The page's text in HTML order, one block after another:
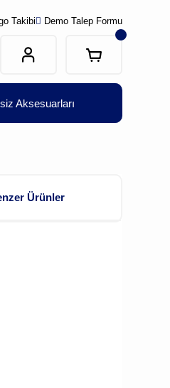
Takibi Demo Talep Formu
Aksesuarları
Ürünler